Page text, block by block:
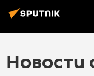
Новости